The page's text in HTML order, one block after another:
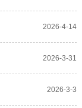
2026-4-14
2026-3-31
2026-3-3